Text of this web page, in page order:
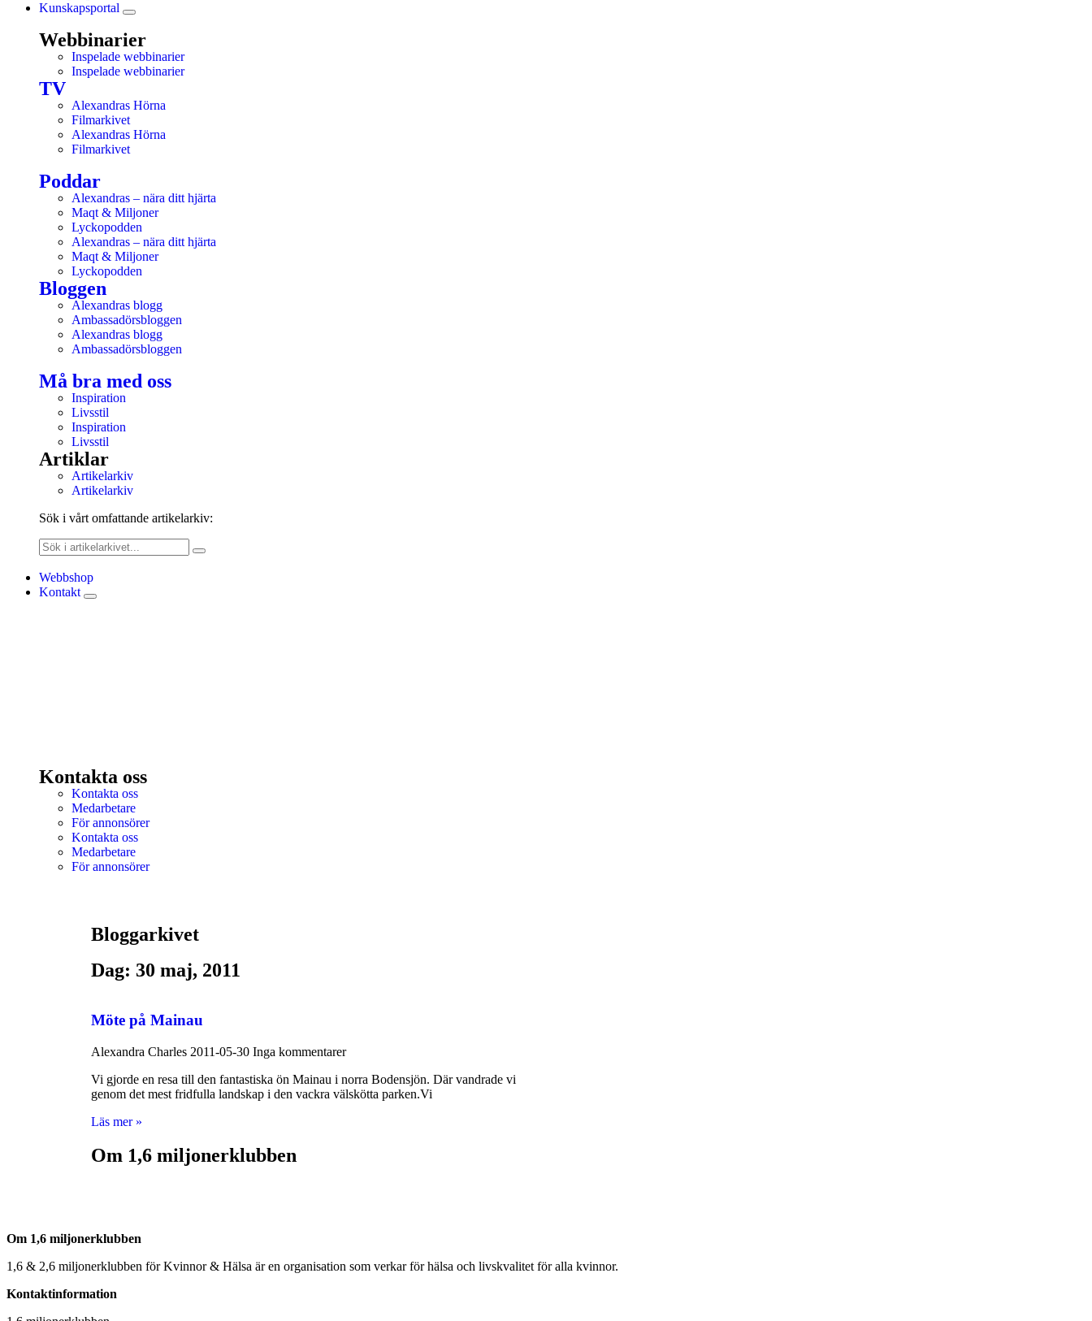
Kunskapsportal
Webbinarier
Inspelade webbinarier
Inspelade webbinarier
TV
Alexandras Hörna
Filmarkivet
Alexandras Hörna
Filmarkivet
Poddar
Alexandras – nära ditt hjärta
Maqt & Miljoner
Lyckopodden
Alexandras – nära ditt hjärta
Maqt & Miljoner
Lyckopodden
Bloggen
Alexandras blogg
Ambassadörsbloggen
Alexandras blogg
Ambassadörsbloggen
Må bra med oss
Inspiration
Livsstil
Inspiration
Livsstil
Artiklar
Artikelarkiv
Artikelarkiv
Sök i vårt omfattande artikelarkiv:
Webbshop
Kontakt
Kontakta oss
Kontakta oss
Medarbetare
För annonsörer
Kontakta oss
Medarbetare
För annonsörer
Bloggarkivet
Dag: 30 maj, 2011
Möte på Mainau
Alexandra Charles 2011-05-30 Inga kommentarer
Vi gjorde en resa till den fantastiska ön Mainau i norra Bodensjön. Där vandrade vi
genom det mest fridfulla landskap i den vackra välskötta parken.Vi
Läs mer »
Om 1,6 miljonerklubben
Om 1,6 miljonerklubben
1,6 & 2,6 miljonerklubben för Kvinnor & Hälsa är en organisation som verkar för hälsa och livskvalitet för alla kvinnor.
Kontaktinformation